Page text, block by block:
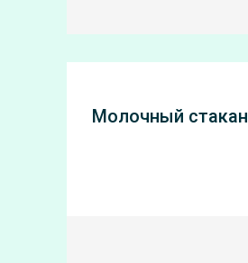
Молочный стакан